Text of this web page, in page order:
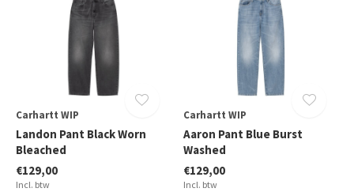
Carhartt WIP
Landon Pant Black Worn
Bleached
€129,00
Incl. btw
Carhartt WIP
Aaron Pant Blue Burst
Washed
€129,00
Incl. btw